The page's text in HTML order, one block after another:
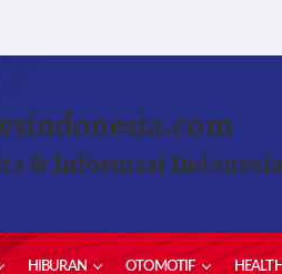
& Informasi Indonesia
HIBURAN OTOMOTIF HEALTH